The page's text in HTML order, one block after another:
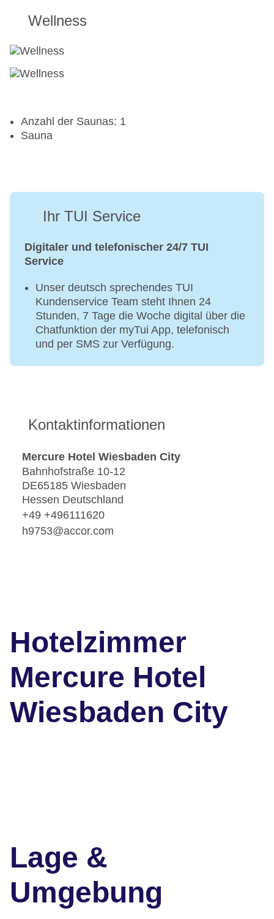
Wellness
Anzahl der Saunas: 1
Sauna
Ihr TUI Service
Digitaler und telefonischer 24/7 TUI
Service
Unser deutsch sprechendes TUI
Kundenservice Team steht Ihnen 24
Stunden, 7 Tage die Woche digital über die
Chatfunktion der myTui App, telefonisch
und per SMS zur Verfügung.
Kontaktinformationen
Mercure Hotel Wiesbaden City
Bahnhofstraße 10-12
DE65185 Wiesbaden
Hessen Deutschland
+49 +496111620
h9753@accor.com
Hotelzimmer
Mercure Hotel
Wiesbaden City
Lage &
Umgebung